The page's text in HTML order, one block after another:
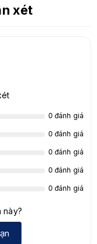
xét
0 đánh giá
0 đánh giá
0 đánh giá
0 đánh giá
0 đánh giá
này?